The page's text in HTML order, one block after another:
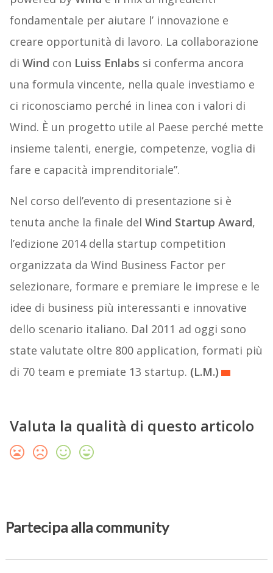
fondamentale per aiutare l’ innovazione e
creare opportunità di lavoro. La collaborazione
di Wind con Luiss Enlabs si conferma ancora
una formula vincente, nella quale investiamo e
ci riconosciamo perché in linea con i valori di
Wind. È un progetto utile al Paese perché mette
insieme talenti, energie, competenze, voglia di
fare e capacità imprenditoriale”.
Nel corso dell’evento di presentazione si è
tenuta anche la finale del Wind Startup Award,
l’edizione 2014 della startup competition
organizzata da Wind Business Factor per
selezionare, formare e premiare le imprese e le
idee di business più interessanti e innovative
dello scenario italiano. Dal 2011 ad oggi sono
state valutate oltre 800 application, formati più
di 70 team e premiate 13 startup. (L.M.)
Valuta la qualità di questo articolo
Partecipa alla community